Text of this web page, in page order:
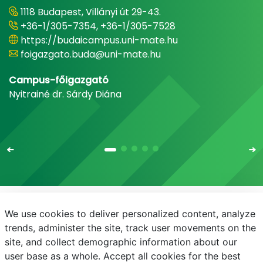
1118 Budapest, Villányi út 29-43.
+36-1/305-7354, +36-1/305-7528
https://budaicampus.uni-mate.hu
foigazgato.buda@uni-mate.hu
Campus-főigazgató
Nyitrainé dr. Sárdy Diána
E-mail Telefonkönyv NEPTUN
E-learning
Bejelentkezés
Adatvédelem
We use cookies to deliver personalized content, analyze
trends, administer the site, track user movements on the
site, and collect demographic information about our
user base as a whole. Accept all cookies for the best